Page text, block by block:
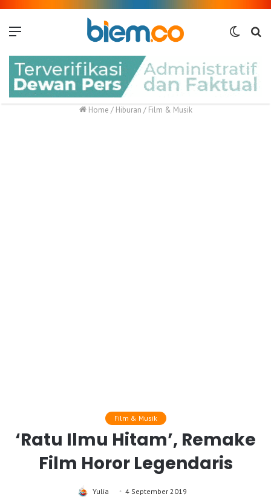
Switch
Home / Hiburan / Film & Musik
Film & Musik
‘Ratu Ilmu Hitam’, Remake
Film Horor Legendaris
Yulia 4 September 2019